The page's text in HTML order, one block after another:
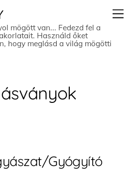
mögött van... Fedezd fel a
Használd őket
hogy meglásd a világ mögötti
Gyógyító